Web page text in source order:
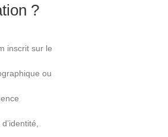
?
inscrit sur le
ou